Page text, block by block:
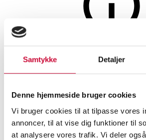
Samtykke Detaljer
Denne hjemmeside bruger cookies
Vi bruger cookies til at tilpasse vores
annoncer, til at vise dig funktioner til
at analysere vores trafik. Vi deler
Auktionen er afsluttet
Ring med
kulturperle af 8 kt.
SHOWROOMVURDERING